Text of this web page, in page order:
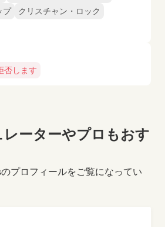
プ
クリスチャン・ロック
否します
ーターやプロもおす
プロフィールをご覧になってい